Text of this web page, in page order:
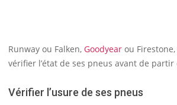
Runway ou Falken, Goodyear ou
vérifier l’état de ses pneus avant de partir
Vérifier l’usure de ses pneus